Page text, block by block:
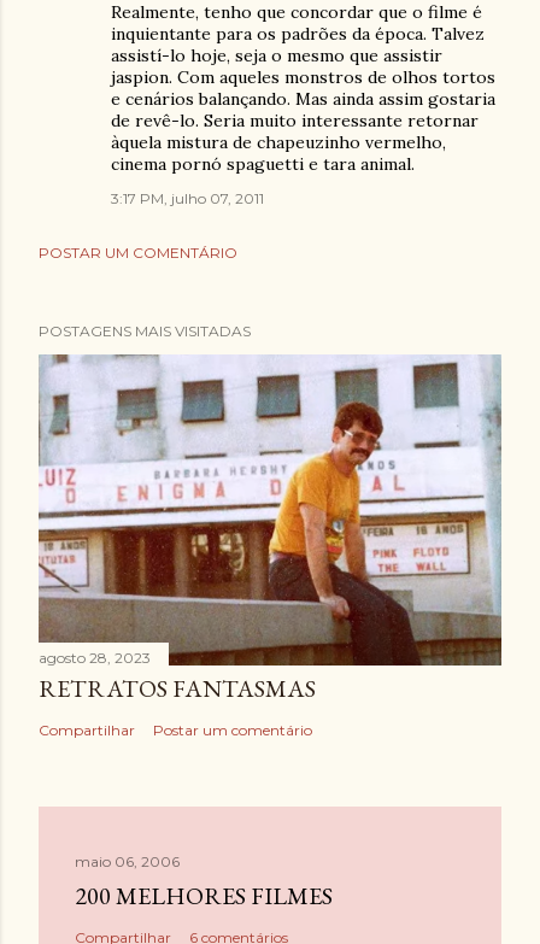
Realmente, tenho que concordar que o filme é
inquientante para os padrões da época. Talvez
assistí-lo hoje, seja o mesmo que assistir
jaspion. Com aqueles monstros de olhos tortos
e cenários balançando. Mas ainda assim gostaria
de revê-lo. Seria muito interessante retornar
àquela mistura de chapeuzinho vermelho,
cinema pornó spaguetti e tara animal.
3:17 PM, julho 07, 2011
POSTAR UM COMENTÁRIO
POSTAGENS MAIS VISITADAS
agosto 28, 2023
RETRATOS FANTASMAS
Compartilhar Postar um comentário
maio 06, 2006
200 MELHORES FILMES
Compartilhar 6 comentários